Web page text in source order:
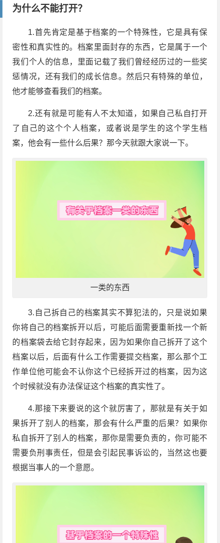
为什么不能打开？
1.首先肯定是基于档案的一个特殊性，它是具有保
密性和真实性的。档案里面封存的东西，它是属于一个
我们个人的信息，里面记载了我们曾经经历过的一些奖
惩情况，还有我们的成长信息。然后只有特殊的单位，
他才能够查看我们的档案。
2.还有就是可能有人不太知道，如果自己私自打开
了自己的这个个人档案，或者说是学生的这个学生档
案，他会有一些什么后果？那今天就跟大家说一下。
一类的东西
3.自己拆自己的档案其实不算犯法的，只是说如果
你将自己的档案拆开以后，可能后面需要重新找一个新
的档案袋去给它封存起来，因为如果你自己拆开了这个
档案以后，后面有什么工作需要提交档案，那么那个工
作单位他可能会不认你这个已经拆开过的档案，因为这
个时候就没有办法保证这个档案的真实性了。
4.那接下来要说的这个就厉害了，那就是有关于如
果拆开了别人的档案，那会有什么严重的后果？如果你
私自拆开了别人的档案，那你是需要负责的，你可能不
需要负刑事责任，但是会引起民事诉讼的，当然这也要
根据当事人的一个意愿。